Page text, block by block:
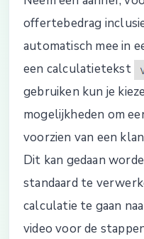
offertebedrag
automatisch mee in
een calculatietekst
gebruiken kun je
mogelijkheden om
voorzien van een
Dit kan gedaan
standaard te
calculatie te gaan
video voor de